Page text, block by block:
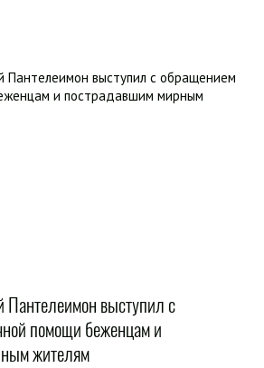
Пантелеимон выступил с
помощи беженцам и
жителям